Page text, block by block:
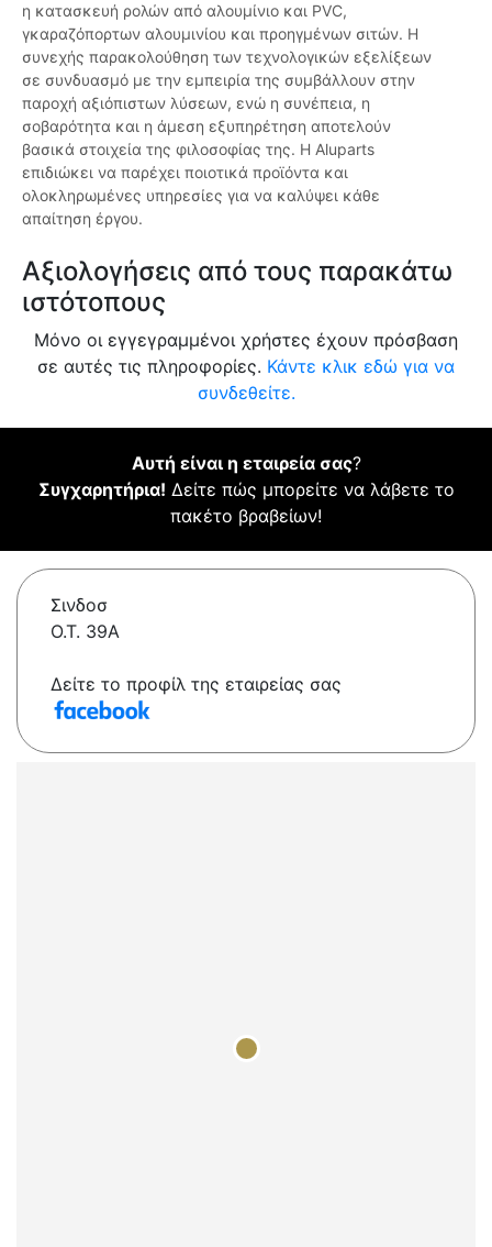
η κατασκευή ρολών από αλουμίνιο και PVC,
γκαραζόπορτων αλουμινίου και προηγμένων σιτών. Η
συνεχής παρακολούθηση των τεχνολογικών εξελίξεων
σε συνδυασμό με την εμπειρία της συμβάλλουν στην
παροχή αξιόπιστων λύσεων, ενώ η συνέπεια, η
σοβαρότητα και η άμεση εξυπηρέτηση αποτελούν
βασικά στοιχεία της φιλοσοφίας της. Η Aluparts
επιδιώκει να παρέχει ποιοτικά προϊόντα και
ολοκληρωμένες υπηρεσίες για να καλύψει κάθε
απαίτηση έργου.
Αξιολογήσεις από τους παρακάτω
ιστότοπους
Μόνο οι εγγεγραμμένοι χρήστες έχουν πρόσβαση
σε αυτές τις πληροφορίες. Κάντε κλικ εδώ για να
συνδεθείτε.
Αυτή είναι η εταιρεία σας?
Συγχαρητήρια! Δείτε πώς μπορείτε να λάβετε το
πακέτο βραβείων!
Σινδοσ
Ο.Τ. 39Α
Δείτε το προφίλ της εταιρείας σας